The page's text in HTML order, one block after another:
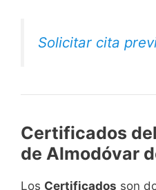
Solicitar cita
Certificados
de Almodóvar
Los Certificados son